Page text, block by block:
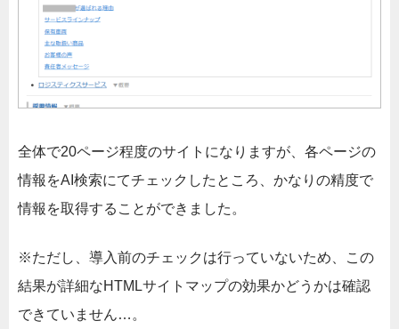
全体で20ページ程度のサイトになりますが、各ページの
情報をAI検索にてチェックしたところ、かなりの精度で
情報を取得することができました。
※ただし、導入前のチェックは行っていないため、この
結果が詳細なHTMLサイトマップの効果かどうかは確認
できていません…。